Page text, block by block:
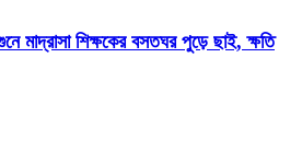
মাদ্রাসা শিক্ষকের বসতঘর পুড়ে ছাই, ক্ষতি